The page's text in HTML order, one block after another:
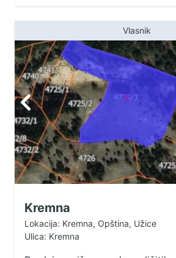
od centra Uzica. Idealni za
vikendice, kuce, i druge namene.
Moguca parcelizacija. Kontakt:
061/500-45-55
Vlasnik
Kremna
Lokacija: Kremna, Opština, Užice
Ulica: Kremna